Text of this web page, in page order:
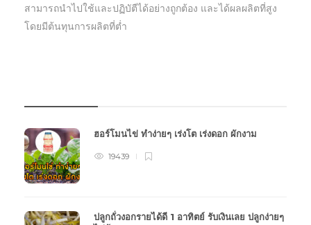
สามารถนำไปใช้และปฏิบัตืได้อย่างถูกต้อง และได้ผลผลิตที่สูง
โดยมีต้นทุนการผลิตที่ต่ำ
ฮอร์โมนไข่ ทำง่ายๆ เร่งโต เร่งดอก ผักงาม
19439
ปลูกถั่วงอกรายได้ดี 1 อาทิตย์ รับเงินเลย ปลูกง่ายๆ